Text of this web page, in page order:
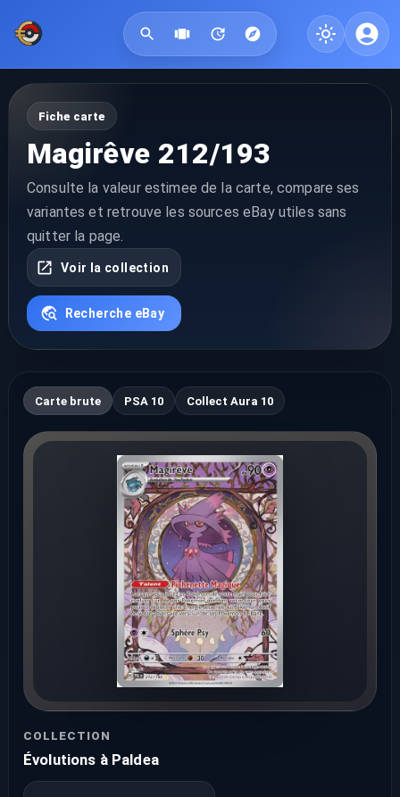
Fiche carte
Magirêve 212/193
Consulte la valeur estimee de la carte, compare ses
variantes et retrouve les sources eBay utiles sans
quitter la page.
Voir la collection
Recherche eBay
Carte brute PSA 10 Collect Aura 10
COLLECTION
Évolutions à Paldea